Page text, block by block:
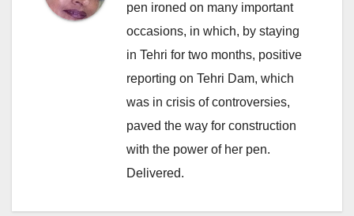
pen ironed on many important
occasions, in which, by staying
in Tehri for two months, positive
reporting on Tehri Dam, which
was in crisis of controversies,
paved the way for construction
with the power of her pen.
Delivered.